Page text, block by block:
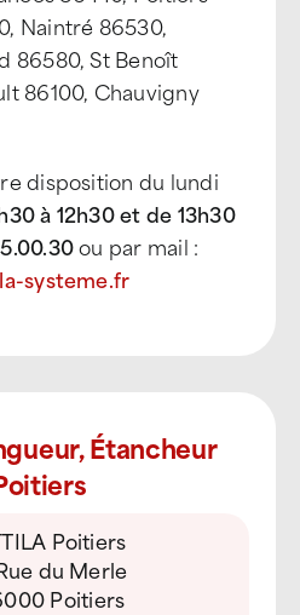
Naintré 86530,
86580, St Benoît
86100, Chauvigny
disposition du lundi
à 12h30 et de 13h30
ou par mail :
systeme.fr
Étancheur
Poitiers
du Merle
Poitiers